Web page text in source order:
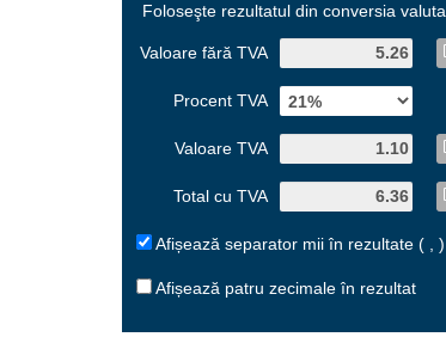
Foloseşte rezultatul din conversia
Valoare fără TVA
Procent TVA
Valoare TVA
Total cu TVA
Afișează separator mii în rezultate ( , )
Afișează patru zecimale în rezultat